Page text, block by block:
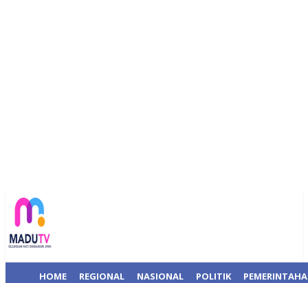
HOME REGIONAL NASIONAL POLITIK